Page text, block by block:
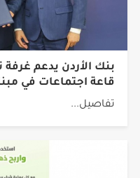
بنك الأردن يدعم غرفة
قاعة اجتماعات في
تفاصيل...